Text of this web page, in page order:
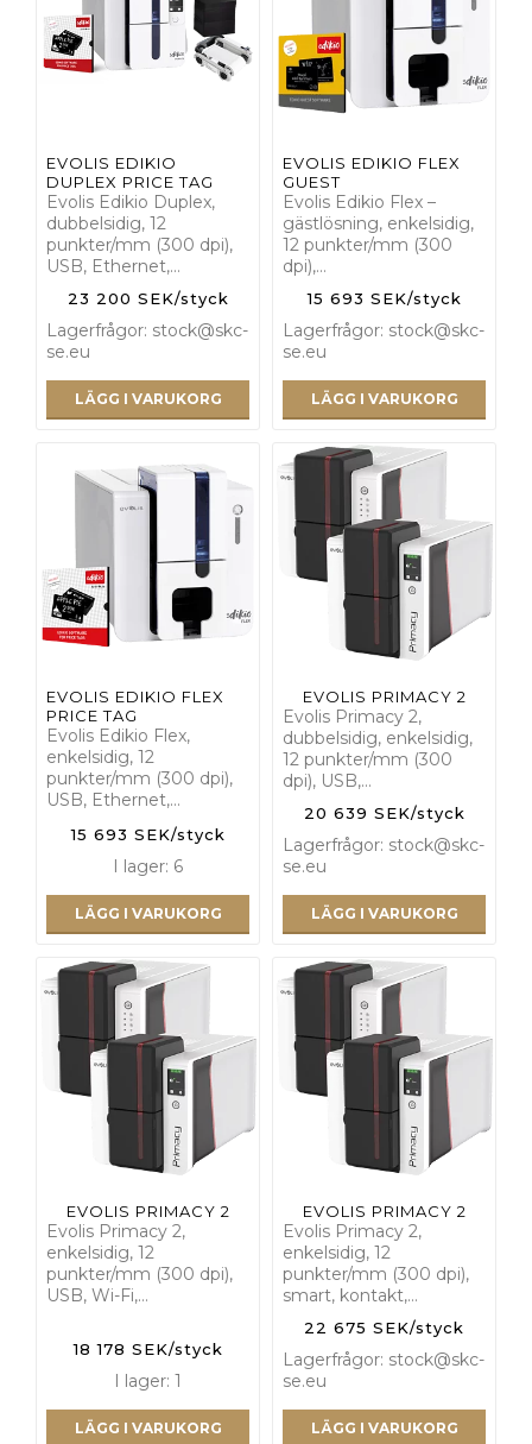
EVOLIS EDIKIO
DUPLEX PRICE TAG
Evolis Edikio Duplex,
dubbelsidig, 12
punkter/mm (300 dpi),
USB, Ethernet,…
23 200 SEK/styck
Lagerfrågor: stock@skc-
se.eu
LÄGG I VARUKORG
EVOLIS EDIKIO FLEX
GUEST
Evolis Edikio Flex –
gästlösning, enkelsidig,
12 punkter/mm (300
dpi),…
15 693 SEK/styck
Lagerfrågor: stock@skc-
se.eu
LÄGG I VARUKORG
EVOLIS EDIKIO FLEX
PRICE TAG
Evolis Edikio Flex,
enkelsidig, 12
punkter/mm (300 dpi),
USB, Ethernet,…
15 693 SEK/styck
I lager: 6
LÄGG I VARUKORG
EVOLIS PRIMACY 2
Evolis Primacy 2,
dubbelsidig, enkelsidig,
12 punkter/mm (300
dpi), USB,…
20 639 SEK/styck
Lagerfrågor: stock@skc-
se.eu
LÄGG I VARUKORG
EVOLIS PRIMACY 2
Evolis Primacy 2,
enkelsidig, 12
punkter/mm (300 dpi),
USB, Wi-Fi,…
18 178 SEK/styck
I lager: 1
LÄGG I VARUKORG
EVOLIS PRIMACY 2
Evolis Primacy 2,
enkelsidig, 12
punkter/mm (300 dpi),
smart, kontakt,…
22 675 SEK/styck
Lagerfrågor: stock@skc-
se.eu
LÄGG I VARUKORG